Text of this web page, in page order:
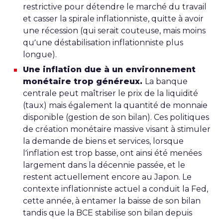
restrictive pour détendre le marché du travail
et casser la spirale inflationniste, quitte à avoir
une récession (qui serait couteuse, mais moins
qu’une déstabilisation inflationniste plus
longue).
Une inflation due à un environnement
monétaire trop généreux. La banque
centrale peut maîtriser le prix de la liquidité
(taux) mais également la quantité de monnaie
disponible (gestion de son bilan). Ces politiques
de création monétaire massive visant à stimuler
la demande de biens et services, lorsque
l’inflation est trop basse, ont ainsi été menées
largement dans la décennie passée, et le
restent actuellement encore au Japon. Le
contexte inflationniste actuel a conduit la Fed,
cette année, à entamer la baisse de son bilan
tandis que la BCE stabilise son bilan depuis